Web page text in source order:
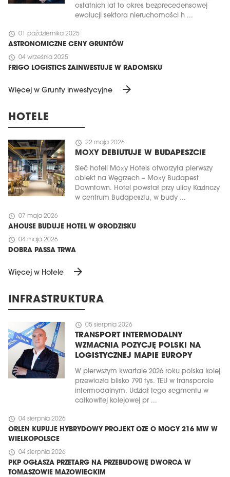
ostatnich lat to okres bezprecedensowej
ewolucji sektora nieruchomości h ...
schedule 01 października 2025
ASTRONOMICZNE CENY GRUNTÓW
schedule 04 września 2025
FRIGO LOGISTICS ZAINWESTUJE W RADOMSKU
Więcej w Grunty inwestycyjne arrow_forward
HOTELE
schedule 22 maja 2026
MOXY DEBIUTUJE W BUDAPESZCIE
Sieć hoteli Moxy Hotels otworzyła pierwszy
obiekt na Węgrzech – Moxy Budapest
Downtown. Hotel powstał przy ulicy Kazinczy
w centrum Budapesztu, w budy ...
schedule 07 maja 2026
AHOUSE BUDUJE HOTEL W GRODZISKU
schedule 04 maja 2026
DOBRA PASSA TRWA
Więcej w Hotele arrow_forward
INFRASTRUKTURA
schedule 05 sierpnia 2026
TRANSPORT INTERMODALNY
WZMACNIA POZYCJĘ POLSKI NA
LOGISTYCZNEJ MAPIE EUROPY
W pierwszym kwartale 2026 roku polska kolej
przewiozła blisko 790 tys. TEU w transporcie
intermodalnym. Udział tego segmentu w
całkowitej kolejowej pr ...
schedule 04 sierpnia 2026
ORLEN KUPUJE HYBRYDOWY PROJEKT OZE O MOCY 216 MW W
WIELKOPOLSCE
schedule 04 sierpnia 2026
PKP OGŁASZA PRZETARG NA PRZEBUDOWĘ DWORCA W
TOMASZOWIE MAZOWIECKIM